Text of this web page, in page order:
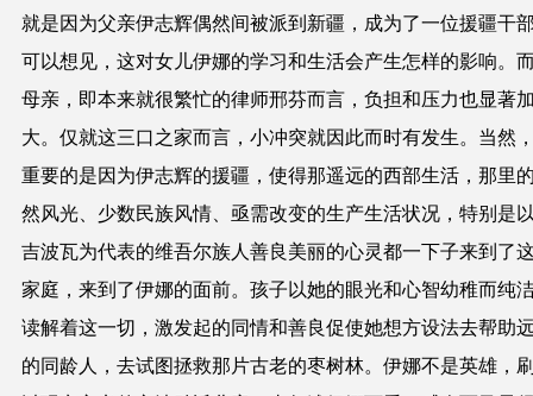
就是因为父亲伊志辉偶然间被派到新疆，成为了一位援疆干
可以想见，这对女儿伊娜的学习和生活会产生怎样的影响。
母亲，即本来就很繁忙的律师邢芬而言，负担和压力也显著
大。仅就这三口之家而言，小冲突就因此而时有发生。当然
重要的是因为伊志辉的援疆，使得那遥远的西部生活，那里
然风光、少数民族风情、亟需改变的生产生活状况，特别是
吉波瓦为代表的维吾尔族人善良美丽的心灵都一下子来到了
家庭，来到了伊娜的面前。孩子以她的眼光和心智幼稚而纯
读解着这一切，激发起的同情和善良促使她想方设法去帮助
的同龄人，去试图拯救那片古老的枣树林。伊娜不是英雄，